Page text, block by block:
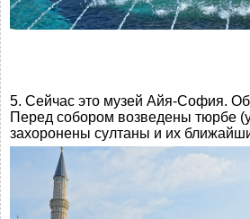
5. Сейчас это музей Айя-София.
Перед собором возведены тюрбе
захоронены султаны и их